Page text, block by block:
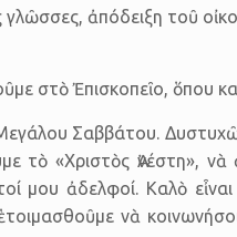
ἀπό­δειξη τοῦ
στὸ Ἐπισκοπεῖο, ὅπου
Σαββά­του.
τὸ «Χριστὸς
μου ἀδελφοί. Καλὸ
νὰ